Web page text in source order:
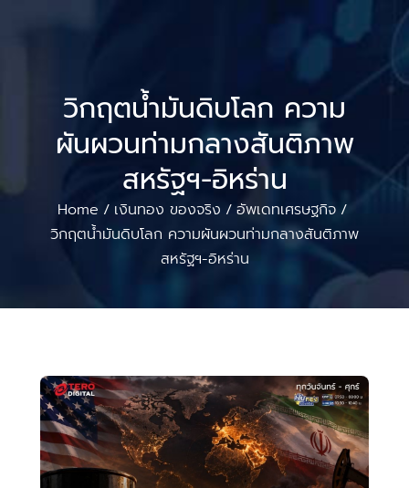
วิกฤตน้ำมันดิบโลก ความ
ผันผวนท่ามกลางสันติภาพ
สหรัฐฯ-อิหร่าน
Home / เงินทอง ของจริง / อัพเดทเศรษฐกิจ /
วิกฤตน้ำมันดิบโลก ความผันผวนท่ามกลางสันติภาพ
สหรัฐฯ-อิหร่าน